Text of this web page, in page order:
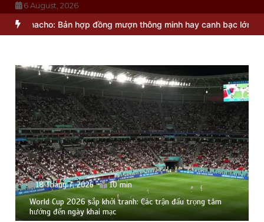
6 August, 2026
Bản hợp đồng mượn thông minh hay canh bạc lớn? Bruno
18 Tháng 7, 2026 10 min
World Cup 2026 sắp khởi tranh: Các trận đấu trọng tâm
hướng đến ngày khai mạc